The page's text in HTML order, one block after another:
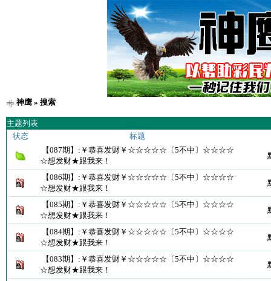
神鹰» 搜索
主题列表
状态
标题
【087期】:￥恭喜发财￥☆☆☆☆☆〔5不中〕☆☆☆☆
☆想发财★跟我来！
【086期】:￥恭喜发财￥☆☆☆☆☆〔5不中〕☆☆☆☆
☆想发财★跟我来！
【085期】:￥恭喜发财￥☆☆☆☆☆〔5不中〕☆☆☆☆
☆想发财★跟我来！
【084期】:￥恭喜发财￥☆☆☆☆☆〔5不中〕☆☆☆☆
☆想发财★跟我来！
【083期】:￥恭喜发财￥☆☆☆☆☆〔5不中〕☆☆☆☆
☆想发财★跟我来！